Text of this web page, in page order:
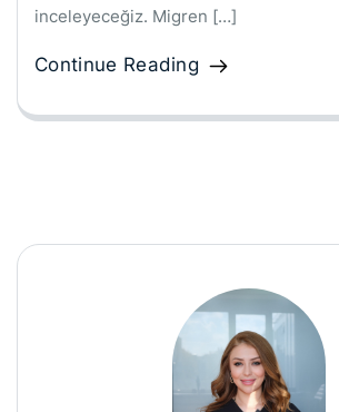
inceleyeceğiz. Migren […]
Continue Reading